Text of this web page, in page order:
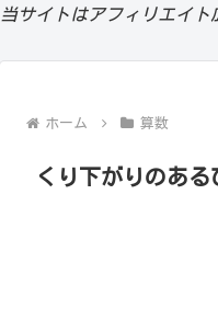
当サイトはアフィリエイト
ホーム 算数
くり下がりのあ